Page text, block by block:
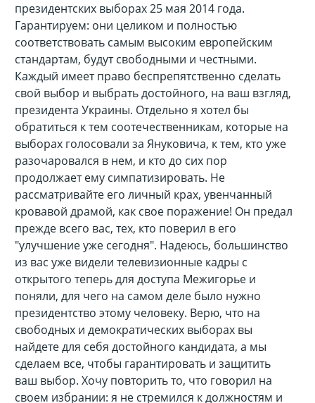
президентских выборах 25 мая 2014 года.
Гарантируем: они целиком и полностью
соответствовать самым высоким европейским
стандартам, будут свободными и честными.
Каждый имеет право беспрепятственно сделать
свой выбор и выбрать достойного, на ваш взгляд,
президента Украины. Отдельно я хотел бы
обратиться к тем соотечественникам, которые на
выборах голосовали за Януковича, к тем, кто уже
разочаровался в нем, и кто до сих пор
продолжает ему симпатизировать. Не
рассматривайте его личный крах, увенчанный
кровавой драмой, как свое поражение! Он предал
прежде всего вас, тех, кто поверил в его
"улучшение уже сегодня". Надеюсь, большинство
из вас уже видели телевизионные кадры с
открытого теперь для доступа Межигорье и
поняли, для чего на самом деле было нужно
президентство этому человеку. Верю, что на
свободных и демократических выборах вы
найдете для себя достойного кандидата, а мы
сделаем все, чтобы гарантировать и защитить
ваш выбор. Хочу повторить то, что говорил на
своем избрании: я не стремился к должностям и